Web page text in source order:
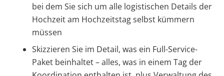
bei dem Sie sich um alle logistischen Details der
Hochzeit am Hochzeitstag selbst kümmern
müssen
Skizzieren Sie im Detail, was ein Full-Service-
Paket beinhaltet – alles, was in einem Tag der